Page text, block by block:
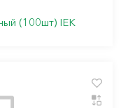
(100шт) IEK